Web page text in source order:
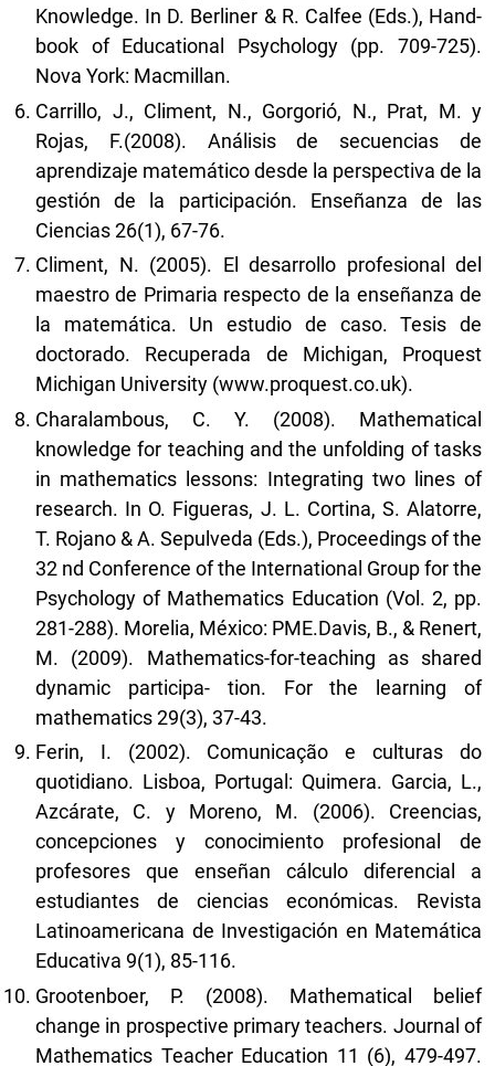
Knowledge. In D. Berliner & R. Calfee (Eds.), Hand-
book of Educational Psychology (pp. 709-725).
Nova York: Macmillan.
Carrillo, J., Climent, N., Gorgorió, N., Prat, M. y
Rojas, F.(2008). Análisis de secuencias de
aprendizaje matemático desde la perspectiva de la
gestión de la participación. Enseñanza de las
Ciencias 26(1), 67-76.
Climent, N. (2005). El desarrollo profesional del
maestro de Primaria respecto de la enseñanza de
la matemática. Un estudio de caso. Tesis de
doctorado. Recuperada de Michigan, Proquest
Michigan University (www.proquest.co.uk).
Charalambous, C. Y. (2008). Mathematical
knowledge for teaching and the unfolding of tasks
in mathematics lessons: Integrating two lines of
research. In O. Figueras, J. L. Cortina, S. Alatorre,
T. Rojano & A. Sepulveda (Eds.), Proceedings of the
32 nd Conference of the International Group for the
Psychology of Mathematics Education (Vol. 2, pp.
281-288). Morelia, México: PME.Davis, B., & Renert,
M. (2009). Mathematics-for-teaching as shared
dynamic participa- tion. For the learning of
mathematics 29(3), 37-43.
Ferin, I. (2002). Comunicação e culturas do
quotidiano. Lisboa, Portugal: Quimera. Garcia, L.,
Azcárate, C. y Moreno, M. (2006). Creencias,
concepciones y conocimiento profesional de
profesores que enseñan cálculo diferencial a
estudiantes de ciencias económicas. Revista
Latinoamericana de Investigación en Matemática
Educativa 9(1), 85-116.
Grootenboer, P. (2008). Mathematical belief
change in prospective primary teachers. Journal of
Mathematics Teacher Education 11 (6), 479-497.